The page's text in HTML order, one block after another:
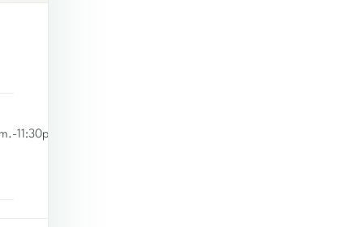
11:30p.m.|Saturday:9a.m.-11:30p.m.|Sunday:9a.m.-11:30p.m.